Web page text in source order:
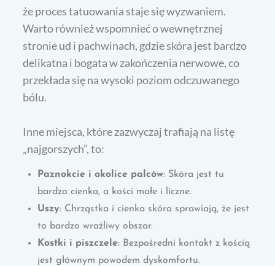
że proces tatuowania staje się wyzwaniem.
Warto również wspomnieć o wewnętrznej
stronie ud i pachwinach, gdzie skóra jest bardzo
delikatna i bogata w zakończenia nerwowe, co
przekłada się na wysoki poziom odczuwanego
bólu.
Inne miejsca, które zazwyczaj trafiają na listę
„najgorszych”, to:
Paznokcie i okolice palców: Skóra jest tu
bardzo cienka, a kości małe i liczne.
Uszy: Chrząstka i cienka skóra sprawiają, że jest
to bardzo wrażliwy obszar.
Kostki i piszczele: Bezpośredni kontakt z kością
jest głównym powodem dyskomfortu.